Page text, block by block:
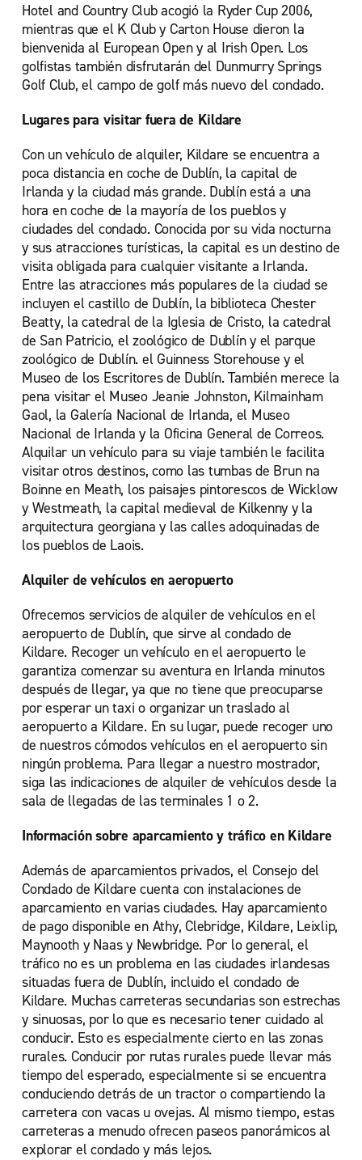
Hotel and Country Club acogió la Ryder Cup 2006,
mientras que el K Club y Carton House dieron la
bienvenida al European Open y al Irish Open. Los
golfistas también disfrutarán del Dunmurry Springs
Golf Club, el campo de golf más nuevo del condado.
Lugares para visitar fuera de Kildare
Con un vehículo de alquiler, Kildare se encuentra a
poca distancia en coche de Dublín, la capital de
Irlanda y la ciudad más grande. Dublín está a una
hora en coche de la mayoría de los pueblos y
ciudades del condado. Conocida por su vida nocturna
y sus atracciones turísticas, la capital es un destino de
visita obligada para cualquier visitante a Irlanda.
Entre las atracciones más populares de la ciudad se
incluyen el castillo de Dublín, la biblioteca Chester
Beatty, la catedral de la Iglesia de Cristo, la catedral
de San Patricio, el zoológico de Dublín y el parque
zoológico de Dublín. el Guinness Storehouse y el
Museo de los Escritores de Dublín. También merece la
pena visitar el Museo Jeanie Johnston, Kilmainham
Gaol, la Galería Nacional de Irlanda, el Museo
Nacional de Irlanda y la Oficina General de Correos.
Alquilar un vehículo para su viaje también le facilita
visitar otros destinos, como las tumbas de Brun na
Boinne en Meath, los paisajes pintorescos de Wicklow
y Westmeath, la capital medieval de Kilkenny y la
arquitectura georgiana y las calles adoquinadas de
los pueblos de Laois.
Alquiler de vehículos en aeropuerto
Ofrecemos servicios de alquiler de vehículos en el
aeropuerto de Dublín, que sirve al condado de
Kildare. Recoger un vehículo en el aeropuerto le
garantiza comenzar su aventura en Irlanda minutos
después de llegar, ya que no tiene que preocuparse
por esperar un taxi o organizar un traslado al
aeropuerto a Kildare. En su lugar, puede recoger uno
de nuestros cómodos vehículos en el aeropuerto sin
ningún problema. Para llegar a nuestro mostrador,
siga las indicaciones de alquiler de vehículos desde la
sala de llegadas de las terminales 1 o 2.
Información sobre aparcamiento y tráfico en Kildare
Además de aparcamientos privados, el Consejo del
Condado de Kildare cuenta con instalaciones de
aparcamiento en varias ciudades. Hay aparcamiento
de pago disponible en Athy, Clebridge, Kildare, Leixlip,
Maynooth y Naas y Newbridge. Por lo general, el
tráfico no es un problema en las ciudades irlandesas
situadas fuera de Dublín, incluido el condado de
Kildare. Muchas carreteras secundarias son estrechas
y sinuosas, por lo que es necesario tener cuidado al
conducir. Esto es especialmente cierto en las zonas
rurales. Conducir por rutas rurales puede llevar más
tiempo del esperado, especialmente si se encuentra
conduciendo detrás de un tractor o compartiendo la
carretera con vacas u ovejas. Al mismo tiempo, estas
carreteras a menudo ofrecen paseos panorámicos al
explorar el condado y más lejos.